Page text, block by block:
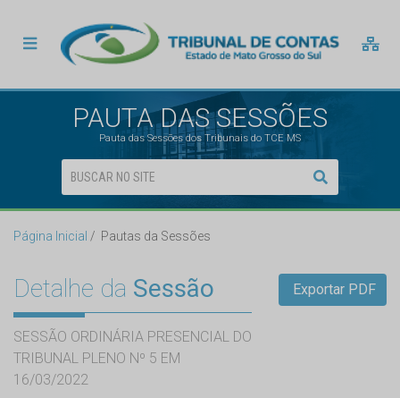
PAUTA DAS SESSÕES
Pauta das Sessões dos Tribunais do TCE MS
Página Inicial Pautas da Sessões
Detalhe da Sessão
SESSÃO ORDINÁRIA PRESENCIAL DO
TRIBUNAL PLENO Nº 5 EM
16/03/2022
Exportar PDF